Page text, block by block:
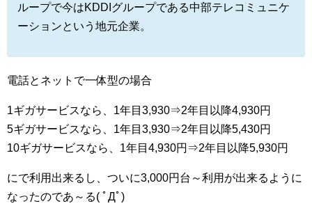
ループで今はKDDIグループである中部テレコミュニケ
ーションという地元企業。
電話とネットで一体型の場合
1ギガサービスなら、1年目3,930⇒2年目以降4,930円
5ギガサービスなら、1年目3,930⇒2年目以降5,430円
10ギガサービスなら、1年目4,930円⇒2年目以降5,930円
にで利用出来るし、ついに3,000円台～利用が出来るように
なったのであ～る( ﾟДﾟ)